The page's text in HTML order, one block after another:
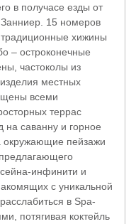
в получасе езды от
Занниер. 15 номеров
хижины
– остроконечные
частоколы из
местных
всеми
террас
на саванну и горное
пейзажи
инфинити и
с уникальной
в Spa-
потягивая коктейль